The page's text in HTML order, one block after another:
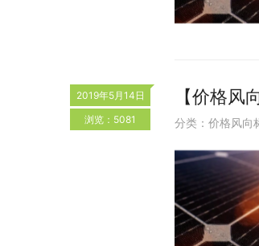
2019年5月14日
浏览：5081
【价格
分类： 价格风向